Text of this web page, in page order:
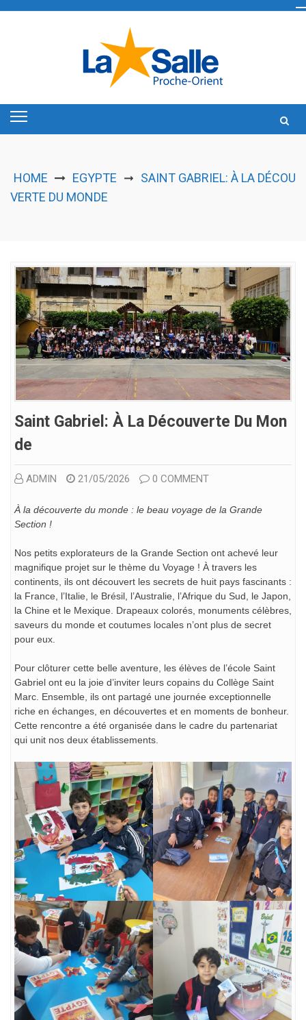
HOME EGYPTE ➞ SAINT GABRIEL: À LA DÉCOU
VERTE DU MONDE
Saint Gabriel: À La Découverte Du Mon
De
ADMIN 21/05/2026 0 COMMENT
À la découverte du monde : le beau voyage de la Grande
Section !
Nos petits explorateurs de la Grande Section ont achevé leur
magnifique projet sur le thème du Voyage ! À travers les
continents, ils ont découvert les secrets de huit pays fascinants :
la France, l’Italie, le Brésil, l’Australie, l’Afrique du Sud, le Japon,
la Chine et le Mexique. Drapeaux colorés, monuments célèbres,
saveurs du monde et coutumes locales n’ont plus de secret
pour eux.
Pour clôturer cette belle aventure, les élèves de l’école Saint
Gabriel ont eu la joie d’inviter leurs copains du Collège Saint
Marc. Ensemble, ils ont partagé une journée exceptionnelle
riche en échanges, en découvertes et en moments de bonheur.
Cette rencontre a été organisée dans le cadre du partenariat
qui unit nos deux établissements.